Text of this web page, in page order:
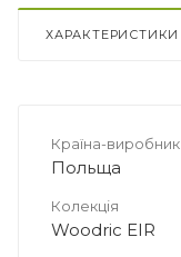
ХАРАКТЕРИСТИКИ
Країна-виробник
Польща
Колекція
Woodric EIR